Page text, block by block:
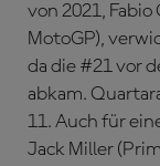
von 2021,
MotoGP),
da die #21 vor
abkam.
11. Auch für
Jack Miller